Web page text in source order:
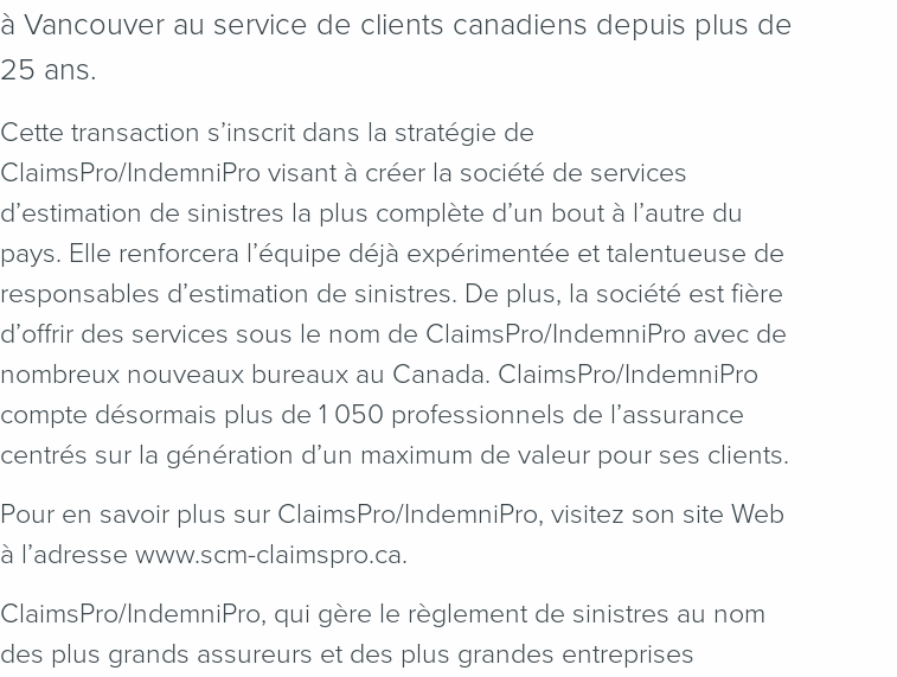
à Vancouver au service de clients canadiens depuis plus de
25 ans.
Cette transaction s’inscrit dans la stratégie de
ClaimsPro/IndemniPro visant à créer la société de services
d’estimation de sinistres la plus complète d’un bout à l’autre du
pays. Elle renforcera l’équipe déjà expérimentée et talentueuse de
responsables d’estimation de sinistres. De plus, la société est fière
d’offrir des services sous le nom de ClaimsPro/IndemniPro avec de
nombreux nouveaux bureaux au Canada. ClaimsPro/IndemniPro
compte désormais plus de 1 050 professionnels de l’assurance
centrés sur la génération d’un maximum de valeur pour ses clients.
Pour en savoir plus sur ClaimsPro/IndemniPro, visitez son site Web
à l’adresse www​.scm​-claim​spro​.ca.
ClaimsPro/IndemniPro, qui gère le règlement de sinistres au nom
des plus grands assureurs et des plus grandes entreprises